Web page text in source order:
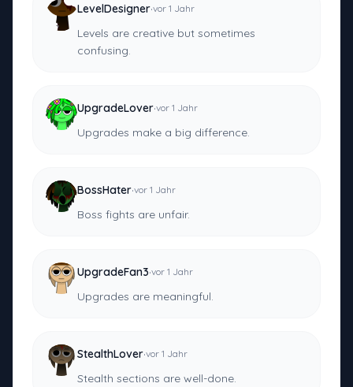
LevelDesigner·vor 1 Jahr
Levels are creative but sometimes
confusing.
UpgradeLover·vor 1 Jahr
Upgrades make a big difference.
BossHater·vor 1 Jahr
Boss fights are unfair.
UpgradeFan3·vor 1 Jahr
Upgrades are meaningful.
StealthLover·vor 1 Jahr
Stealth sections are well-done.